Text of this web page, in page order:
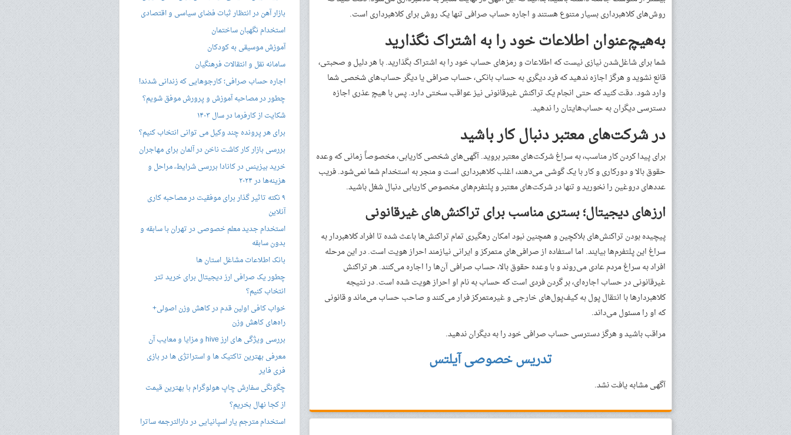
روش‌های کلاهبرداری بسیار متنوع هستند و اجاره حساب صرافی تنها یک روش برای کلاهبرداری است.
به‌هیچ‌عنوان اطلاعات خود را به اشتراک نگذارید
شما برای شاغل‌شدن نیازی نیست که اطلاعات و رمزهای حساب خود را به اشتراک بگذارید. با هر دلیل و صحبتی،
قانع نشوید و هرگز اجازه ندهید که فرد دیگری به حساب بانکی، حساب صرافی یا دیگر حساب‌های شخصی شما
وارد شود. دقت کنید که حتی انجام یک تراکنش غیرقانونی نیز عواقب سختی دارد. پس با هیچ عذری اجازه
دسترسی دیگران به حساب‌هایتان را ندهید.
در شرکت‌های معتبر دنبال کار باشید
برای پیدا کردن کار مناسب، به سراغ شرکت‌های معتبر بروید. آگهی‌های شخصی کاریابی، مخصوصاً زمانی که وعده
حقوق بالا و دورکاری و کار با یک گوشی می‌دهند، اغلب کلاهبرداری است و منجر به استخدام شما نمی‌شود. فریب
عددهای دروغین را نخورید و تنها در شرکت‌های معتبر و پلتفرم‌های مخصوص کاریابی دنبال شغل باشید.
ارزهای دیجیتال؛ بستری مناسب برای تراکنش‌های غیرقانونی
پیچیده بودن تراکنش‌های بلاکچین و همچنین نبود امکان رهگیری تمام تراکنش‌ها باعث شده تا افراد کلاهبردار به
سراغ این پلتفرم‌ها بیایند. اما استفاده از صرافی‌های متمرکز و ایرانی نیازمند احراز هویت است. در این مرحله
افراد به سراغ مردم عادی می‌روند و با وعده حقوق بالا، حساب صرافی آن‌ها را اجاره می‌کنند. هر تراکنش
غیرقانونی در حساب اجاره‌ای، بر گردن فردی است که حساب به نام او احراز هویت شده است. در نتیجه
کلاهبردارها با انتقال پول به کیف‌پول‌های خارجی و غیرمتمرکز فرار می‌کنند و صاحب حساب می‌ماند و قانونی
که او را مسئول می‌داند.
مراقب باشید و هرگز دسترسی حساب صرافی خود را به دیگران ندهید.
تدریس خصوصی آیلتس
آگهی مشابه یافت نشد.
بازار آهن در انتظار ثبات فضای سیاسی و اقتصادی
استخدام نگهبان ساختمان
آموزش موسیقی به کودکان
سامانه نقل و انتقالات فرهنگیان
اجاره حساب صرافی؛ کارجوهایی که زندانی شدند!
چطور در مصاحبه‌ آموزش و پرورش موفق شویم؟
شکایت از کارفرما در سال ۱۴۰۳
برای هر پرونده چند وکیل می توانی انتخاب کنیم؟
بررسی بازار کار کاشت ناخن در آلمان برای مهاجران
خرید بیزینس در کانادا بررسی شرایط، مراحل و
هزینه‌ها در ۲۰۲۴
۹ نکته تاثیر گذار برای موفقیت در مصاحبه کاری
آنلاین
استخدام جدید معلم خصوصی در تهران با سابقه و
بدون سابقه
بانک اطلاعات مشاغل استان ها
چطور یک صرافی ارز دیجیتال برای خرید تتر
انتخاب کنیم؟
خواب کافی اولین قدم در کاهش وزن اصولی+
راه‌های کاهش وزن
بررسی ویژگی های ارز hive و مزایا و معایب آن
معرفی بهترین تاکتیک ها و استراتژی ها در بازی
فری فایر
چگونگی سفارش چاپ هولوگرام با بهترین قیمت
از کجا نهال بخریم؟
استخدام مترجم یار اسپانیایی در دارالترجمه ساترا